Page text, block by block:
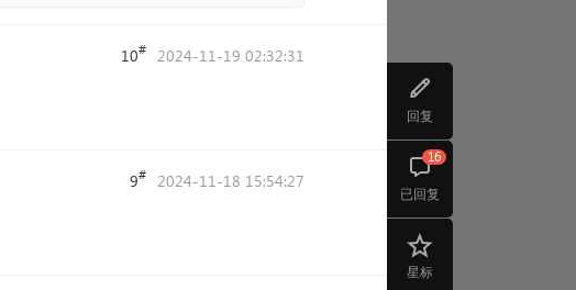
回复
已回复
16
星标
10# 2024-11-19 02:32:31
9# 2024-11-18 15:54:27